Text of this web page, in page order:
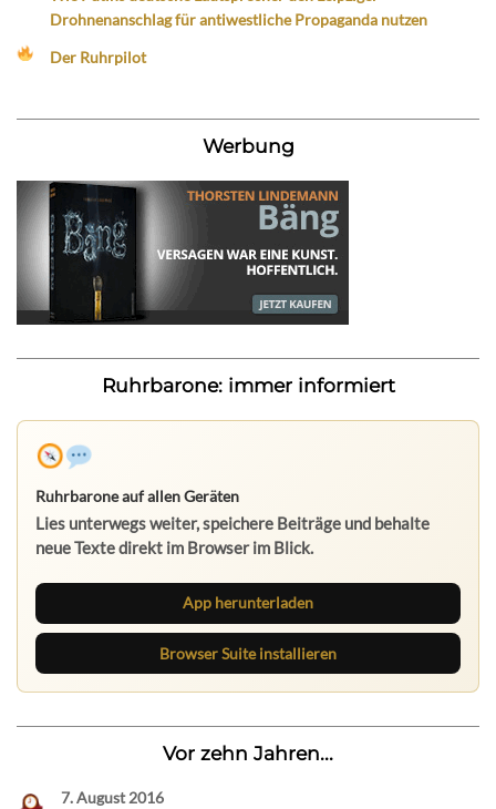
Drohnenanschlag für antiwestliche Propaganda nutzen
Der Ruhrpilot
Werbung
Ruhrbarone: immer informiert
Ruhrbarone auf allen Geräten
Lies unterwegs weiter, speichere Beiträge und behalte
neue Texte direkt im Browser im Blick.
App herunterladen
Browser Suite installieren
Vor zehn Jahren...
7. August 2016